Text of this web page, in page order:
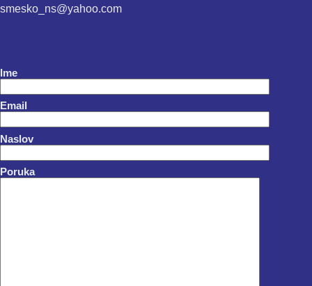
smesko_ns@yahoo.com
Ime
Email
Naslov
Poruka